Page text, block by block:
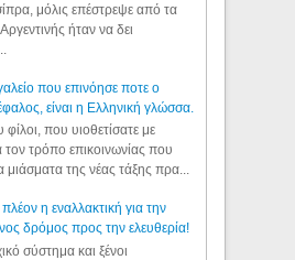
μόλις επέστρεψε από τα
ήταν να δει
που επινόησε ποτε ο
είναι η Ελληνική γλώσσα.
φίλοι, που υιοθετίσατε με
τον τρόπο επικοινωνίας που
της νέας τάξης πρα...
η εναλλακτική για την
δρόμος προς την ελευθερία!
σύστημα και ξένοι